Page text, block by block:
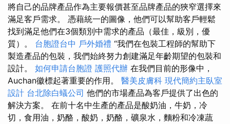
將自己的品牌產品作為主要報價甚至品牌產品的狹窄選擇來
滿足客戶需求。 憑藉統一的圖像，他們可以幫助客戶輕鬆
找到滿足他們在3個類別中需求的產品（最佳，級別，優
質）。 台胞證台中 戶外婚禮 “我們在包裝工程師的幫助下
製造產品的包裝，我們始終努力創建滿足年齡期望的包裝和
設計。 如何申請台胞證 護照代辦 在我們目前的形像中，
Auchan徽標起著重要的作用。 醫美皮膚科 現代簡約主臥室
設計 台北除白蟻公司 他們的市場產品為客戶提供了出色的
解決方案。 在前十名中生產的產品是酸奶油，牛奶，冷
切，食用油，奶酪，酸奶，奶酪，礦泉水，麵粉和冷凍蔬